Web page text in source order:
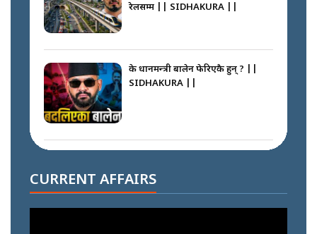
रेलसम्म || SIDHAKURA ||
के प्रधानमन्त्री बालेन फेरिएकै हुन् ? ||
SIDHAKURA ||
ब्रह्मलुट रोक्न बालेनले ल्याए नयाँ कानुन
|| SIDHAKURA ||
CURRENT AFFAIRS